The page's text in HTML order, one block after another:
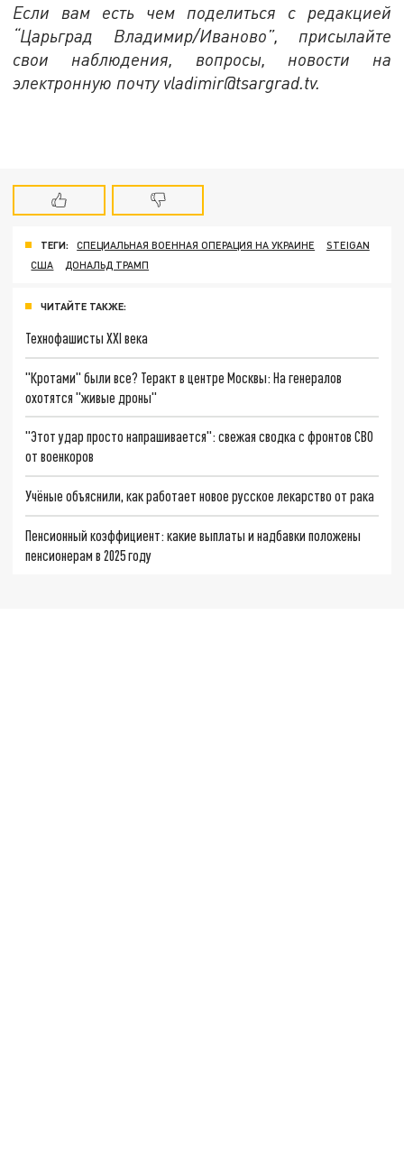
Если вам есть чем поделиться с редакцией
“Царьград Владимир/Иваново”, присылайте
свои наблюдения, вопросы, новости на
электронную почту vladimir@tsargrad.tv.
ТЕГИ: СПЕЦИАЛЬНАЯ ВОЕННАЯ ОПЕРАЦИЯ НА УКРАИНЕ
STEIGAN
США
ДОНАЛЬД ТРАМП
ЧИТАЙТЕ ТАКЖЕ:
Технофашисты XXI века
"Кротами" были все? Теракт в центре Москвы: На генералов
охотятся "живые дроны"
"Этот удар просто напрашивается": свежая сводка с фронтов СВО
от военкоров
Учёные объяснили, как работает новое русское лекарство от рака
Пенсионный коэффициент: какие выплаты и надбавки положены
пенсионерам в 2025 году